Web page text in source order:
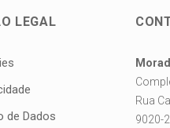
LEGAL
de Dados
Rua
9020-